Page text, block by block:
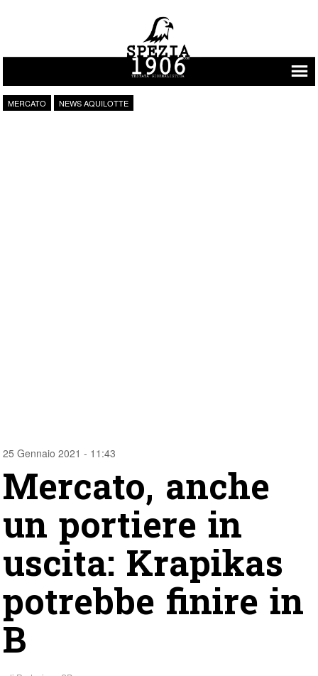
Vai al contenuto
MERCATO NEWS AQUILOTTE
25 Gennaio 2021 - 11:43
Mercato, anche
un portiere in
uscita: Krapikas
potrebbe finire in
B